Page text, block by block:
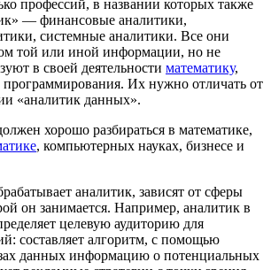
профессий, в названии которых также
— финансовые аналитики,
системные аналитики. Все они
той или иной информации, но не
в своей деятельности математику,
программирования. Их нужно отличать от
«аналитик данных».
хорошо разбираться в математике,
, компьютерных науках, бизнесе и
аналитик, зависят от сферы
он занимается. Например, аналитик в
целевую аудиторию для
составляет алгоритм, с помощью
данных информацию о потенциальных